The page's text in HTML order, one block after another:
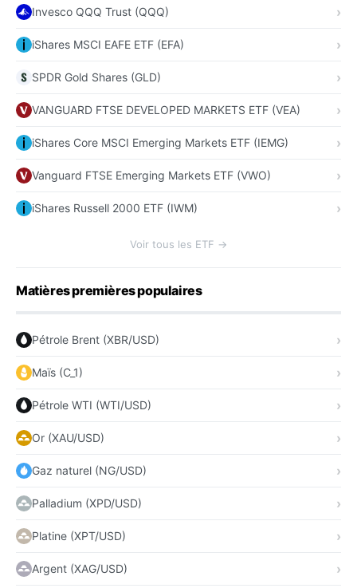
Invesco QQQ Trust (QQQ)
iShares MSCI EAFE ETF (EFA)
SPDR Gold Shares (GLD)
VANGUARD FTSE DEVELOPED MARKETS ETF (VEA)
iShares Core MSCI Emerging Markets ETF (IEMG)
Vanguard FTSE Emerging Markets ETF (VWO)
iShares Russell 2000 ETF (IWM)
Voir tous les ETF →
Matières premières populaires
Pétrole Brent (XBR/USD)
Maïs (C_1)
Pétrole WTI (WTI/USD)
Or (XAU/USD)
Gaz naturel (NG/USD)
Palladium (XPD/USD)
Platine (XPT/USD)
Argent (XAG/USD)